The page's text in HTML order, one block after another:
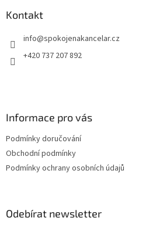
Kontakt
info@spokojenakancelar.cz
+420 737 207 892
Informace pro vás
Podmínky doručování
Obchodní podmínky
Podmínky ochrany osobních údajů
Odebírat newsletter